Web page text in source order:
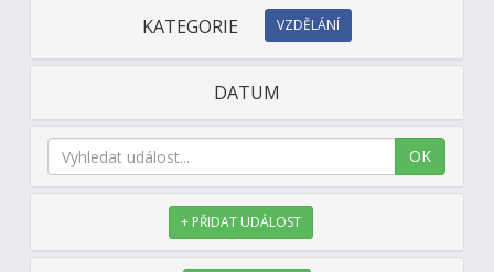
KATEGORIE VZDĚLÁNÍ
DATUM
OK
+ PŘIDAT UDÁLOST